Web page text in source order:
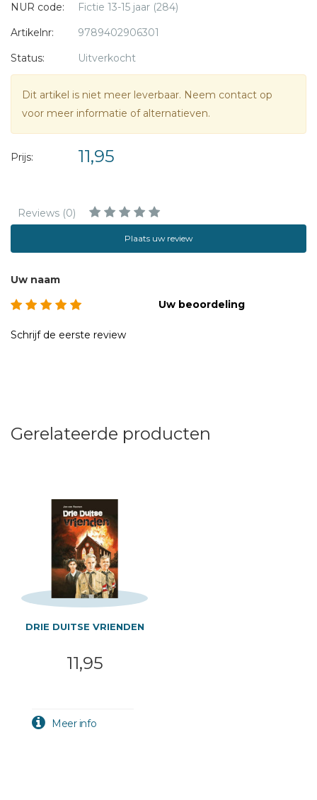
Bommen op Berlijnis het vervolg op
NUR code:
Fictie 13-15 jaar (284)
Artikelnr:
9789402906301
Status:
Uitverkocht
Dit artikel is niet meer leverbaar. Neem contact op
voor meer informatie of alternatieven.
Prijs: 11,95
Reviews (0)
Plaats uw review
Uw naam
Uw beoordeling
Schrijf de eerste review
Gerelateerde producten
DRIE DUITSE VRIENDEN
11,95